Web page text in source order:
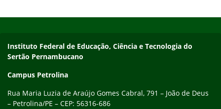
Endereço
Instituto Federal de Educação, Ciência e Tecnologia do
Sertão Pernambucano
Campus Petrolina
Rua Maria Luzia de Araújo Gomes Cabral, 791 – João de Deus
– Petrolina/PE – CEP: 56316-686